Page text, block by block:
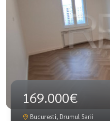
169.000€
Bucuresti, Drumul Sarii